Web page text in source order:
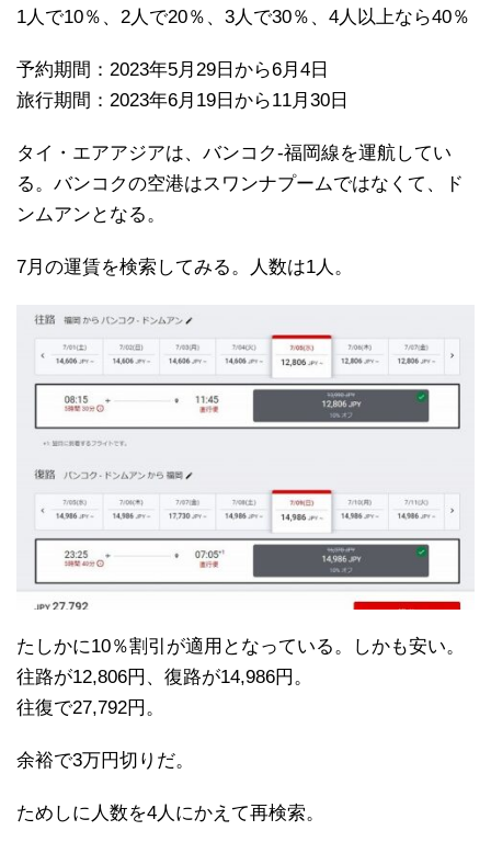
1人で10％、2人で20％、3人で30％、4人以上なら40％
予約期間：2023年5月29日から6月4日
旅行期間：2023年6月19日から11月30日
タイ・エアアジアは、バンコク-福岡線を運航してい
る。バンコクの空港はスワンナプームではなくて、ド
ンムアンとなる。
7月の運賃を検索してみる。人数は1人。
たしかに10％割引が適用となっている。しかも安い。
往路が12,806円、復路が14,986円。
往復で27,792円。
余裕で3万円切りだ。
ためしに人数を4人にかえて再検索。